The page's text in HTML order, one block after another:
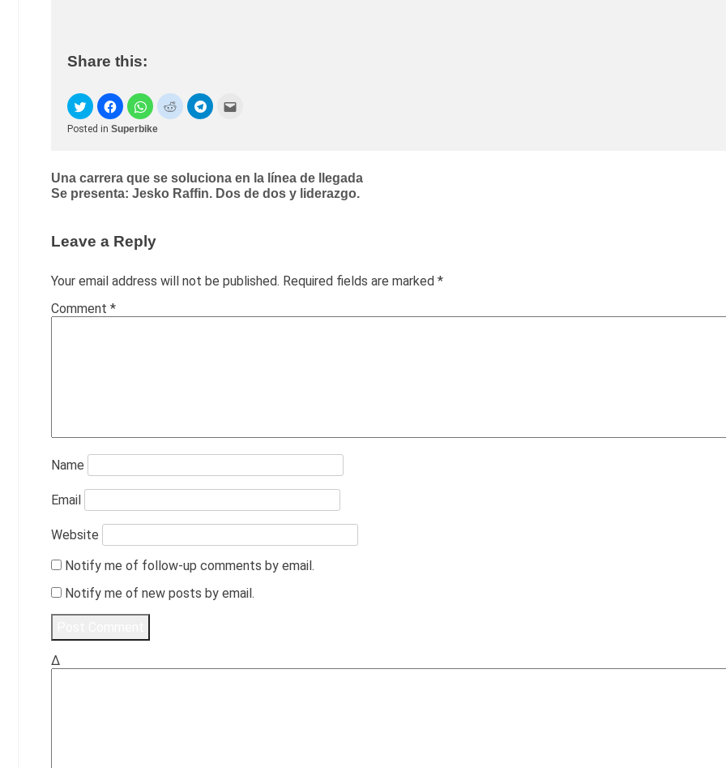
Share this:
Posted in Superbike
Post
navigation
Una carrera que se soluciona en la línea de llegada
Se presenta: Jesko Raffin. Dos de dos y liderazgo.
Leave a Reply
Your email address will not be published. Required fields are marked *
Comment *
Name
Email
Website
Notify me of follow-up comments by email.
Notify me of new posts by email.
Δ